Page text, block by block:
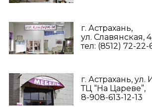
г. Астрахань,
ул. Славянская,
тел: (8512) 72-22-
г. Астрахань, ул.
ТЦ “На Цареве”,
8-908-613-12-13